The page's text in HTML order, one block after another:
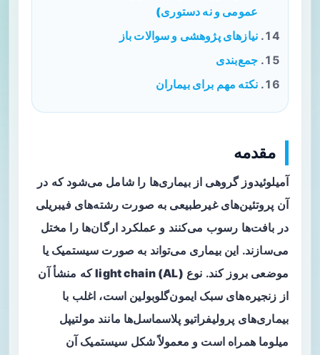
عمومی و نه دستوری)
نیازهای پژوهشی و سوالات باز
جمع‌بندی
نکته مهم برای بیماران
مقدمه
آمیلوئیدوز گروهی از بیماری‌ها را شامل می‌شود که در
آن پروتئین‌های غیرطبیعی به صورت رشته‌های فیبریلی
در بافت‌ها رسوب می‌کنند و عملکرد ارگان‌ها را مختل
می‌سازند. این بیماری می‌تواند به صورت سیستمیک یا
موضعی بروز کند. نوع light chain (AL)که منشأ آن
از زنجیره‌های سبک ایمون‌گلوبولین است، اغلب با
بیماری‌های پرولیفراتیو پلاسماسل‌ها مانند مولتیپل
میلوما همراه است و معمولاً شکل سیستمیک آن